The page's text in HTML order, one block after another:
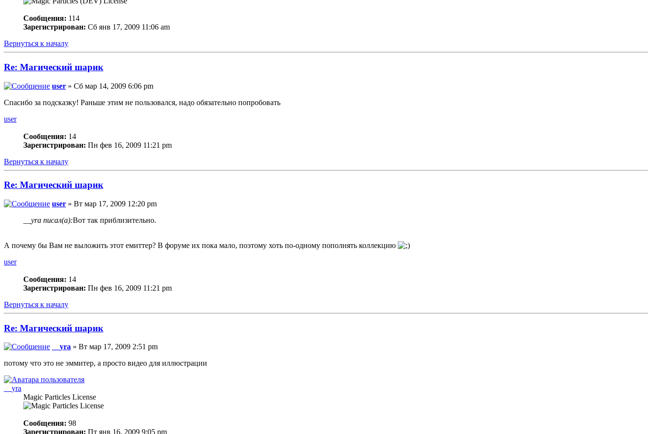
Сообщения: 114
Зарегистрирован: Сб янв 17, 2009 11:06 am
Вернуться к началу
Re: Магический шарик
user » Сб мар 14, 2009 6:06 pm
Спасибо за подсказку! Раньше этим не пользовался, надо обязательно попробовать
user
Сообщения: 14
Зарегистрирован: Пн фев 16, 2009 11:21 pm
Вернуться к началу
Re: Магический шарик
user » Вт мар 17, 2009 12:20 pm
__yra писал(а):Вот так приблизительно.
А почему бы Вам не выложить этот емиттер? В форуме их пока мало, поэтому хоть по-одному пополнять коллекцию
user
Сообщения: 14
Зарегистрирован: Пн фев 16, 2009 11:21 pm
Вернуться к началу
Re: Магический шарик
__yra » Вт мар 17, 2009 2:51 pm
потому что это не эммитер, а просто видео для иллюстрации
__yra
Magic Particles License
Сообщения: 98
Зарегистрирован: Пт янв 16, 2009 9:05 pm